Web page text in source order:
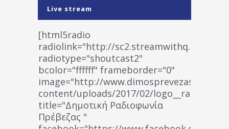
Live stream
[html5radio
radiolink="http://
radiotype="shoutcast2"
bcolor="ffffff" frameborder="0"
image="http://www.dimosprevezas.gr/wp-
content/uploads/2017/02/
title="Δημοτική Ραδιοφωνία
Πρέβεζας "